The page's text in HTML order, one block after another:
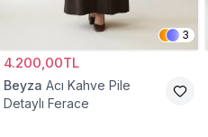
3
4.200,00TL
Beyza Acı Kahve Pile
Detaylı Ferace